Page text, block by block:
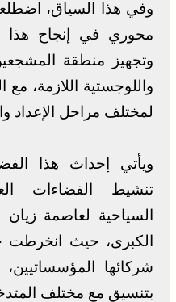
وفي هذا السياق،
محوري في إنجاح هذا
وتجهيز منطقة
واللوجستية اللازمة،
لمختلف مراحل الإعداد
ويأتي إحداث هذا
تنشيط الفضاءات
السياحية لعاصمة زيان
الكبرى، حيث انخرطت
شركائها
بتنسيق مع مختلف